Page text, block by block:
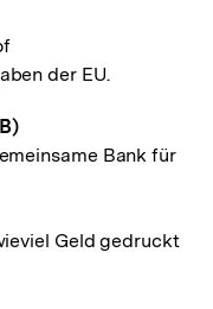
der EU.
Bank für
Geld gedruckt